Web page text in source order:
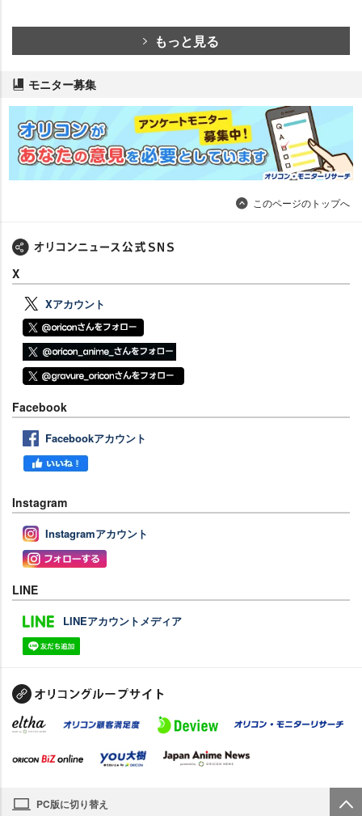
もっと見る
モニター募集
このページのトップへ
X
Xアカウント
Facebook
Facebookアカウント
Instagram
Instagramアカウント
LINE
LINEアカウントメディア
PC版に切り替え